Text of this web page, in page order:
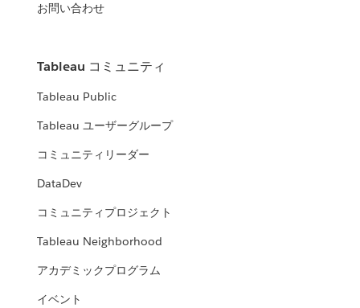
お問い合わせ
Tableau コミュニティ
Tableau Public
Tableau ユーザーグループ
コミュニティリーダー
DataDev
コミュニティプロジェクト
Tableau Neighborhood
アカデミックプログラム
イベント